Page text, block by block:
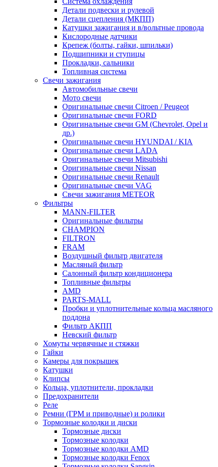
Детали подвески и рулевой
Детали сцепления (МКПП)
Катушки зажигания и в/вольтные провода
Кислородные датчики
Крепеж (болты, гайки, шпильки)
Подшипники и ступицы
Прокладки, сальники
Топливная система
Свечи зажигания
Автомобильные свечи
Мото свечи
Оригинальные свечи Citroen / Peugeot
Оригинальные свечи FORD
Оригинальные свечи GM (Chevrolet, Opel и
др.)
Оригинальные свечи HYUNDAI / KIA
Оригинальные свечи LADA
Оригинальные свечи Mitsubishi
Оригинальные свечи Nissan
Оригинальные свечи Renault
Оригинальные свечи VAG
Свечи зажигания METEOR
Фильтры
MANN-FILTER
Оригинальные фильтры
CHAMPION
FILTRON
FRAM
Воздушный фильтр двигателя
Масляный фильтр
Салонный фильтр кондиционера
Топливные фильтры
AMD
PARTS-MALL
Пробки и уплотнительные кольца масляного
поддона
Фильтр АКПП
Невский фильтр
Хомуты червячные и стяжки
Гайки
Камеры для покрышек
Катушки
Клипсы
Кольца, уплотнители, прокладки
Предохранители
Реле
Ремни (ГРМ и приводные) и ролики
Тормозные колодки и диски
Тормозные диски
Тормозные колодки
Тормозные колодки AMD
Тормозные колодки Fenox